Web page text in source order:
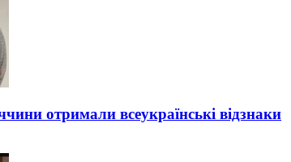
отримали всеукраїнські відзнаки